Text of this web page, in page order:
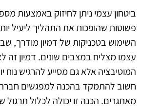
ביטחון עצמי ניתן לחיזוק באמצעות
פשוטות שהופכות את התהליך ליעיל
השימוש בטכניקות של דמיון מודרך,
עצמו מצליח במצבים שונים. דמיון זה
המוטיבציה אלא גם מסייע להרגיש נוח
חשוב להתמקד בהכנה למפגשים
מאתגרים. הכנה זו יכולה לכלול תרגול